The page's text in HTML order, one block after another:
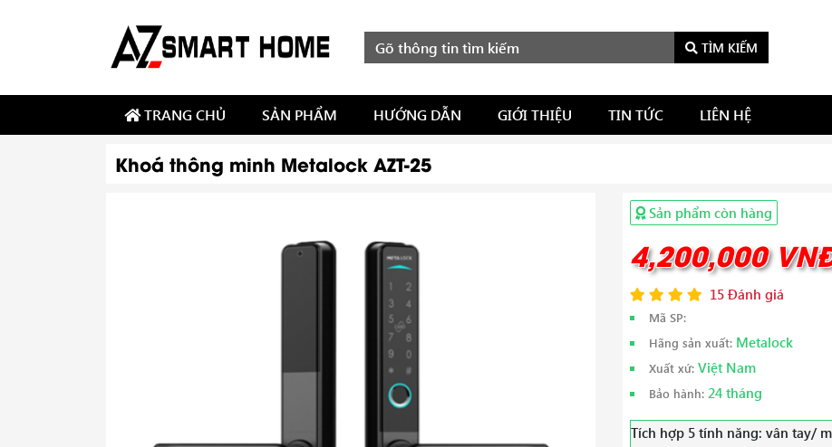
TÌM KIẾM
TRANG CHỦ SẢN PHẨM HƯỚNG DẪN GIỚI THIỆU TIN TỨC LIÊN HỆ
Khoá thông minh Metalock AZT-25
Sản phẩm còn hàng
4,200,000
15 Đánh giá
Mã SP:
Hãng sản xuất: Metalock
Xuất xứ: Việt Nam
Bảo hành: 24 tháng
Tích hợp 5 tính năng: vân tay/